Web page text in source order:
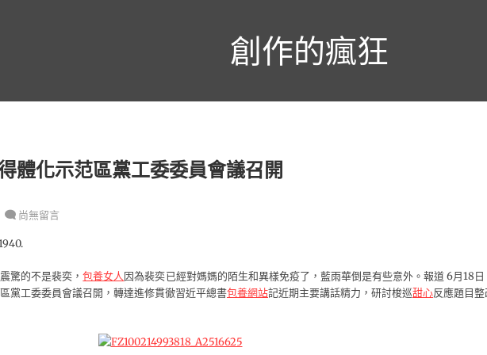
創作的瘋狂
體化示范區黨工委委員會議召開
尚無留言
驚的不是裴奕，包養女人因為裴奕已經對媽媽的陌生和異樣免疫了，藍雨華倒是有些意外。報道 6月18日
黨工委委員會議召開，轉達進修貫徹習近平總書包養網站記近期主要講話精力，研討梭巡甜心反應題目整